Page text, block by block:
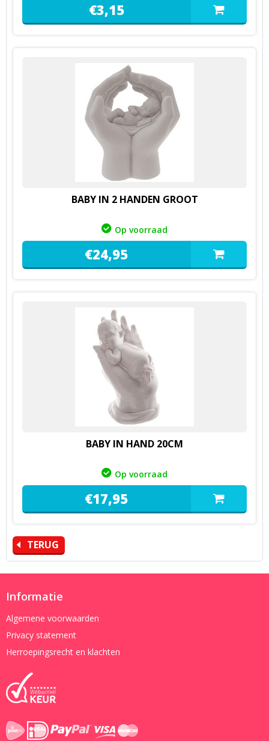
€3,15
BABY IN 2 HANDEN GROOT
Op voorraad
€24,95
BABY IN HAND 20CM
Op voorraad
€17,95
TERUG
Informatie
Algemene voorwaarden
Privacy statement
Herroepingsrecht en klachten